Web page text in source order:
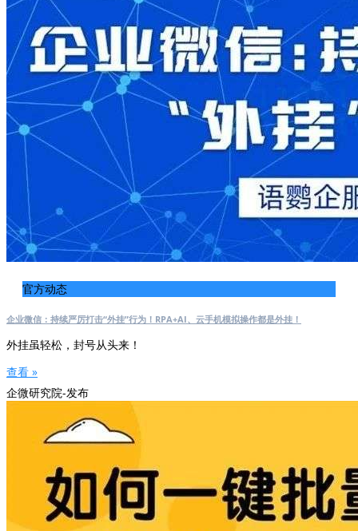
官方动态
企业微信：持续严厉打击“外挂”行为！RPA+AI、云手机模拟操作都是外挂！
外挂虽轻松，封号从头来！
查看 »
企微研究院-发布